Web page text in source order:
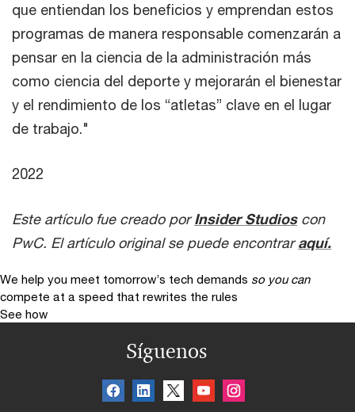
que entiendan los beneficios y emprendan estos
programas de manera responsable comenzarán a
pensar en la ciencia de la administración más
como ciencia del deporte y mejorarán el bienestar
y el rendimiento de los “atletas” clave en el lugar
de trabajo."
2022
Este artículo fue creado porInsider Studioscon
PwC. El artículo original se puede encontraraquí.
We help you meet tomorrow’s tech demands so you can
compete at a speed that rewrites the rules
See how
Síguenos